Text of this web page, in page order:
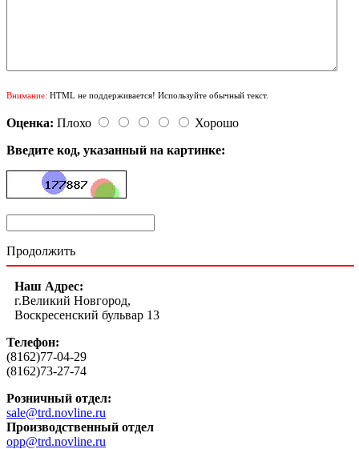
Внимание: HTML не поддерживается! Используйте обычный текст.
Оценка: Плохо
Хорошо
Введите код, указанный на картинке:
Продолжить
Наш Адрес:
г.Великий Новгород,
Воскресенский бульвар 13
Телефон:
(8162)77-04-29
(8162)73-27-74
Розничный отдел:
sale@trd.novline.ru
Производственный отдел
opp@trd.novline.ru